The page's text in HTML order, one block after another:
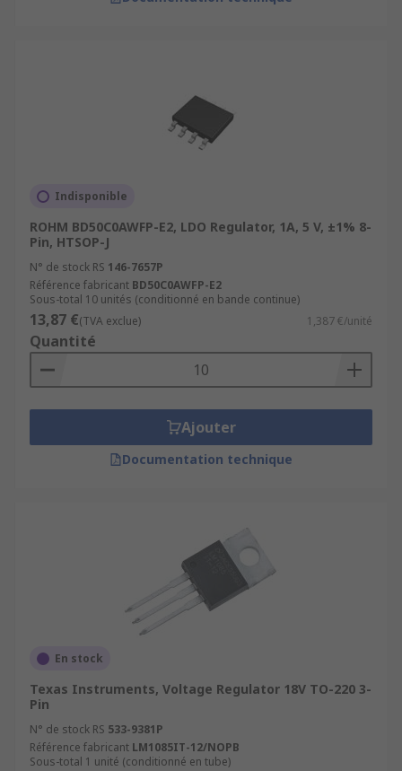
Indisponible
ROHM BD50C0AWFP-E2, LDO Regulator, 1A, 5 V, ±1% 8-
Pin, HTSOP-J
N° de stock RS 146-7657P
Référence fabricant BD50C0AWFP-E2
Sous-total 10 unités (conditionné en bande continue)
13,87 €(TVA exclue) 1,387 €/unité
Quantité
Ajouter
Documentation technique
En stock
Texas Instruments, Voltage Regulator 18V TO-220 3-
Pin
N° de stock RS 533-9381P
Référence fabricant LM1085IT-12/NOPB
Sous-total 1 unité (conditionné en tube)